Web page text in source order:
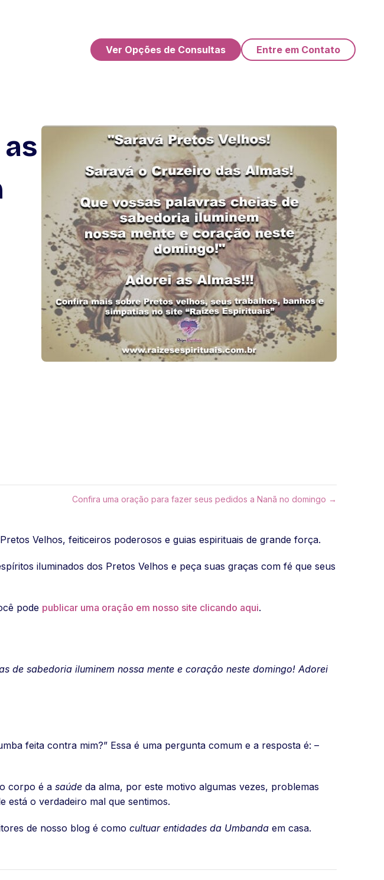
Ver Opções de Consultas Entre em Contato
Confira uma oração para fazer seus pedidos a Nanã no domingo →
Velhos, feiticeiros poderosos e guias espirituais de grande força.
iluminados dos Pretos Velhos e peça suas graças com fé que seus
pode publicar uma oração em nosso site clicando aqui.
de sabedoria iluminem nossa mente e coração neste domingo! Adorei
feita contra mim?” Essa é uma pergunta comum e a resposta é: –
corpo é a saúde da alma, por este motivo algumas vezes, problemas
está o verdadeiro mal que sentimos.
de nosso blog é como cultuar entidades da Umbanda em casa.